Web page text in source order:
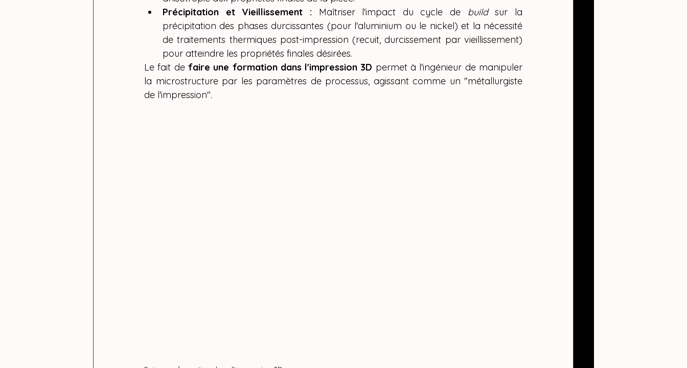
Précipitation et Vieillissement : Maîtriser l'impact du cycle de build sur la
précipitation des phases durcissantes (pour l'aluminium ou le nickel) et la nécessité
de traitements thermiques post-impression (recuit, durcissement par vieillissement)
pour atteindre les propriétés finales désirées.
Le fait de faire une formation dans l'impression 3D permet à l'ingénieur de manipuler
la microstructure par les paramètres de processus, agissant comme un "métallurgiste
de l'impression".